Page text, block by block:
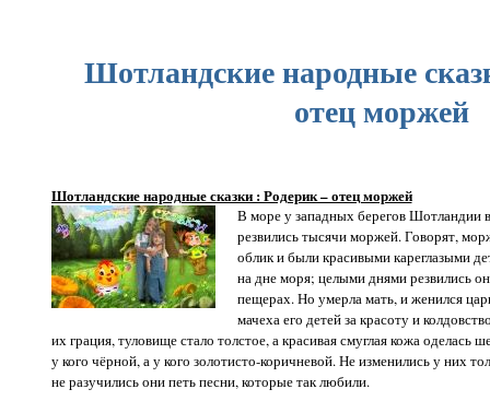
Шотландские народные
отец моржей
Шотландские народные сказки : Родерик – отец моржей
В море у западных берегов Шотландии
резвились тысячи моржей. Говорят,
облик и были красивыми кареглазыми
на дне моря; целыми днями резвились
пещерах. Но умерла мать, и женился
мачеха его детей за красоту и
их грация, туловище стало толстое, а красивая смуглая кожа оделась
у кого чёрной, а у кого золотисто-коричневой. Не изменились у них
не разучились они петь песни, которые так любили.